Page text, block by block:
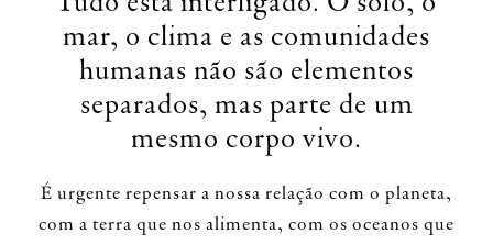
mar, o clima e as comunidades
humanas não são elementos
separados, mas parte de um
mesmo corpo vivo.
É urgente repensar a nossa relação com o planeta,
com a terra que nos alimenta, com os oceanos que